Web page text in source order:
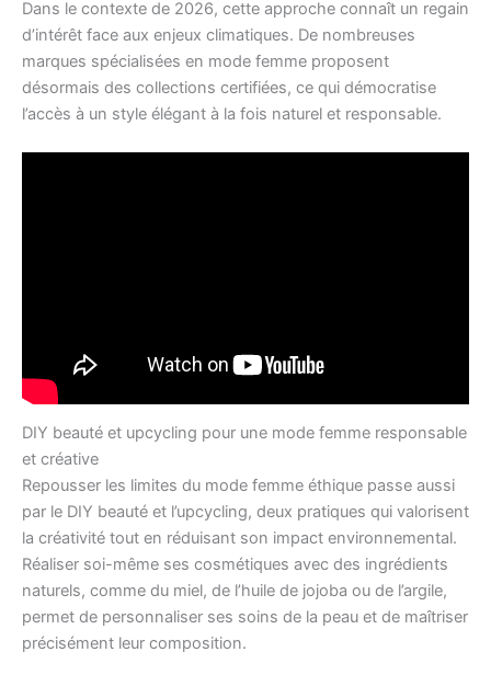
Dans le contexte de 2026, cette approche connaît un regain
d’intérêt face aux enjeux climatiques. De nombreuses
marques spécialisées en mode femme proposent
désormais des collections certifiées, ce qui démocratise
l’accès à un style élégant à la fois naturel et responsable.
DIY beauté et upcycling pour une mode femme responsable
et créative
Repousser les limites du mode femme éthique passe aussi
par le DIY beauté et l’upcycling, deux pratiques qui valorisent
la créativité tout en réduisant son impact environnemental.
Réaliser soi-même ses cosmétiques avec des ingrédients
naturels, comme du miel, de l’huile de jojoba ou de l’argile,
permet de personnaliser ses soins de la peau et de maîtriser
précisément leur composition.